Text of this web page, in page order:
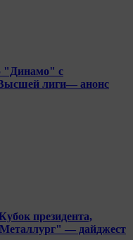
"Динамо" с
лиги— анонс
президента,
— дайджест